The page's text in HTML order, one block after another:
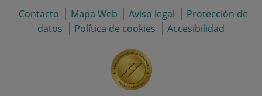
Contacto Mapa Web Aviso legal
Protección de
datos
Política de cookies Accesibilidad